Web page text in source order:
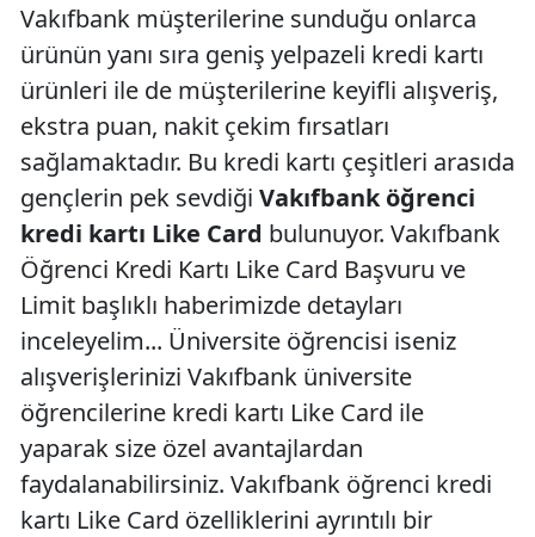
Vakıfbank müşterilerine sunduğu onlarca
ürünün yanı sıra geniş yelpazeli kredi kartı
ürünleri ile de müşterilerine keyifli alışveriş,
ekstra puan, nakit çekim fırsatları
sağlamaktadır. Bu kredi kartı çeşitleri arasıda
gençlerin pek sevdiği Vakıfbank öğrenci
kredi kartı Like Card bulunuyor. Vakıfbank
Öğrenci Kredi Kartı Like Card Başvuru ve
Limit başlıklı haberimizde detayları
inceleyelim... Üniversite öğrencisi iseniz
alışverişlerinizi Vakıfbank üniversite
öğrencilerine kredi kartı Like Card ile
yaparak size özel avantajlardan
faydalanabilirsiniz. Vakıfbank öğrenci kredi
kartı Like Card özelliklerini ayrıntılı bir